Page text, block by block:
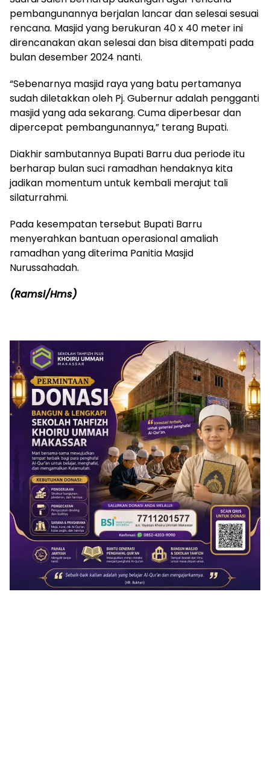
pembangunannya berjalan lancar dan selesai sesuai
rencana. Masjid yang berukuran 40 x 40 meter ini
direncanakan akan selesai dan bisa ditempati pada
bulan desember 2024 nanti.
“Sebenarnya masjid raya yang batu pertamanya
sudah diletakkan oleh Pj. Gubernur adalah pengganti
masjid yang ada sekarang. Cuma diperbesar dan
dipercepat pembangunannya,” terang Bupati.
Diakhir sambutannya Bupati Barru dua periode itu
berharap bulan suci ramadhan hendaknya kita
jadikan momentum untuk kembali merajut tali
silaturrahmi.
Pada kesempatan tersebut Bupati Barru
menyerahkan bantuan operasional amaliah
ramadhan yang diterima Panitia Masjid
Nurussahadah.
(Ramsi/Hms)